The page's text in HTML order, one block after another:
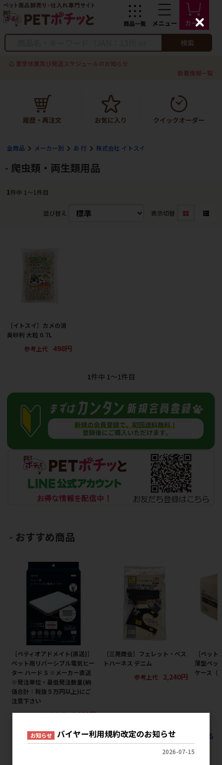
検索
夏季休業及び発送スケジュールのお知らせ
新着情報一覧
全商品 メーカー別 あ 行 株式会社 イトスイ
爬虫類・両生類用品
1件中 1〜1件目
並び替え 表示切替
［イトスイ］カメの消
臭砂利 大粒 0.7L
参考上代
498円
1件中 1〜1件目
おすすめ商品
［ペティオアドメイト(直送)］
ペット用リバーシブル電気ヒー
ター ハード S ※メーカー直送
※発注単位・最低発注数量(納
価合計：税抜５万円以上)にご
注意下さい
参考上代 4,032円
［三晃商会］フェレット・ベス
トハーネス デニム
参考上代
2,240円
［ペッ
薄型ペッ
ケース（
すべてのおすすめ商品を見る
お知らせ バイヤー利用規約改定のお知らせ
2026-07-15
C
l
s